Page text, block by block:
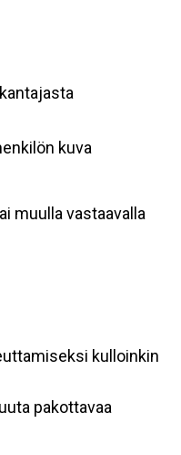
kuva
muulla vastaavalla
kulloinkin
pakottavaa